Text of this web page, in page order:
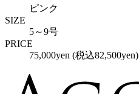
ピンク
SIZE
5～9号
PRICE
75,000yen (税込82,500yen)